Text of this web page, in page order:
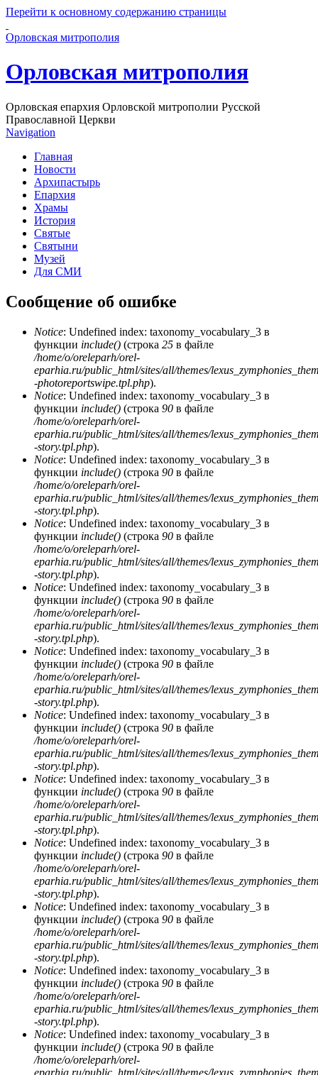
Перейти к основному содержанию страницы
Орловская митрополия
Орловская митрополия
Орловская епархия Орловской митрополии Русской
Православной Церкви
Navigation
Главная
Новости
Архипастырь
Епархия
Храмы
История
Святые
Святыни
Музей
Для СМИ
Сообщение об ошибке
Notice: Undefined index: taxonomy_vocabulary_3 в
функции include() (строка 25 в файле
/home/o/oreleparh/orel-
eparhia.ru/public_html/sites/all/themes/
-photoreportswipe.tpl.php).
Notice: Undefined index: taxonomy_vocabulary_3 в
функции include() (строка 90 в файле
/home/o/oreleparh/orel-
eparhia.ru/public_html/sites/all/themes/
-story.tpl.php).
Notice: Undefined index: taxonomy_vocabulary_3 в
функции include() (строка 90 в файле
/home/o/oreleparh/orel-
eparhia.ru/public_html/sites/all/themes/
-story.tpl.php).
Notice: Undefined index: taxonomy_vocabulary_3 в
функции include() (строка 90 в файле
/home/o/oreleparh/orel-
eparhia.ru/public_html/sites/all/themes/
-story.tpl.php).
Notice: Undefined index: taxonomy_vocabulary_3 в
функции include() (строка 90 в файле
/home/o/oreleparh/orel-
eparhia.ru/public_html/sites/all/themes/
-story.tpl.php).
Notice: Undefined index: taxonomy_vocabulary_3 в
функции include() (строка 90 в файле
/home/o/oreleparh/orel-
eparhia.ru/public_html/sites/all/themes/
-story.tpl.php).
Notice: Undefined index: taxonomy_vocabulary_3 в
функции include() (строка 90 в файле
/home/o/oreleparh/orel-
eparhia.ru/public_html/sites/all/themes/
-story.tpl.php).
Notice: Undefined index: taxonomy_vocabulary_3 в
функции include() (строка 90 в файле
/home/o/oreleparh/orel-
eparhia.ru/public_html/sites/all/themes/
-story.tpl.php).
Notice: Undefined index: taxonomy_vocabulary_3 в
функции include() (строка 90 в файле
/home/o/oreleparh/orel-
eparhia.ru/public_html/sites/all/themes/
-story.tpl.php).
Notice: Undefined index: taxonomy_vocabulary_3 в
функции include() (строка 90 в файле
/home/o/oreleparh/orel-
eparhia.ru/public_html/sites/all/themes/
-story.tpl.php).
Notice: Undefined index: taxonomy_vocabulary_3 в
функции include() (строка 90 в файле
/home/o/oreleparh/orel-
eparhia.ru/public_html/sites/all/themes/
-story.tpl.php).
Notice: Undefined index: taxonomy_vocabulary_3 в
функции include() (строка 90 в файле
/home/o/oreleparh/orel-
eparhia.ru/public_html/sites/all/themes/